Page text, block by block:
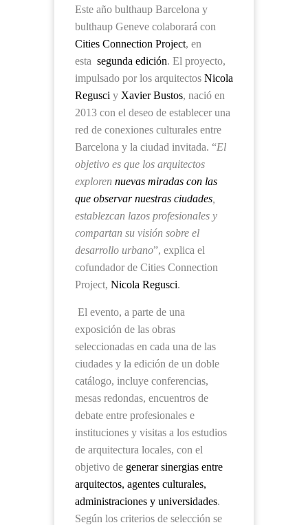
Este año bulthaup Barcelona y
bulthaup Geneve colaborará con
Cities Connection Project, en
esta segunda edición. El proyecto,
impulsado por los arquitectos Nicola
Regusci y Xavier Bustos, nació en
2013 con el deseo de establecer una
red de conexiones culturales entre
Barcelona y la ciudad invitada. “El
objetivo es que los arquitectos
exploren nuevas miradas con las
que observar nuestras ciudades
establezcan lazos profesionales y
compartan su visión sobre el
desarrollo urbano”, explica el
cofundador de Cities Connection
Project, Nicola Regusci.
El evento, a parte de una
exposición de las obras
seleccionadas en cada una de las
ciudades y la edición de un doble
catálogo, incluye conferencias,
mesas redondas, encuentros de
debate entre profesionales e
instituciones y visitas a los estudios
de arquitectura locales, con el
objetivo de generar sinergias entre
arquitectos, agentes culturales,
administraciones y universidades.
Según los criterios de selección se